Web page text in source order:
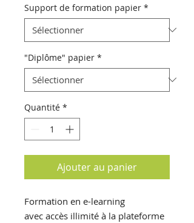
Support de formation papier *
"Diplôme" papier *
Quantité *
Ajouter au panier
Formation en e-learning
avec accès illimité à la plateforme